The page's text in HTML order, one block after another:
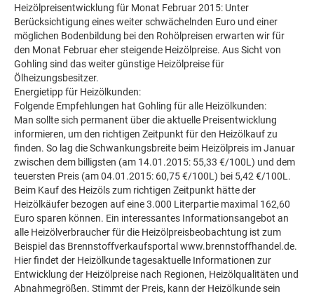
Heizölpreisentwicklung für Monat Februar 2015: Unter
Berücksichtigung eines weiter schwächelnden Euro und einer
möglichen Bodenbildung bei den Rohölpreisen erwarten wir für
den Monat Februar eher steigende Heizölpreise. Aus Sicht von
Gohling sind das weiter günstige Heizölpreise für
Ölheizungsbesitzer.
Energietipp für Heizölkunden:
Folgende Empfehlungen hat Gohling für alle Heizölkunden:
Man sollte sich permanent über die aktuelle Preisentwicklung
informieren, um den richtigen Zeitpunkt für den Heizölkauf zu
finden. So lag die Schwankungsbreite beim Heizölpreis im Januar
zwischen dem billigsten (am 14.01.2015: 55,33 €/100L) und dem
teuersten Preis (am 04.01.2015: 60,75 €/100L) bei 5,42 €/100L.
Beim Kauf des Heizöls zum richtigen Zeitpunkt hätte der
Heizölkäufer bezogen auf eine 3.000 Literpartie maximal 162,60
Euro sparen können. Ein interessantes Informationsangebot an
alle Heizölverbraucher für die Heizölpreisbeobachtung ist zum
Beispiel das Brennstoffverkaufsportal www.brennstoffhandel.de.
Hier findet der Heizölkunde tagesaktuelle Informationen zur
Entwicklung der Heizölpreise nach Regionen, Heizölqualitäten und
Abnahmegrößen. Stimmt der Preis, kann der Heizölkunde sein